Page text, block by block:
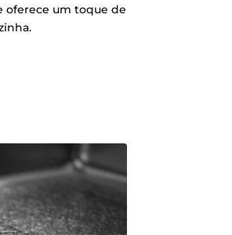
oferece um toque de